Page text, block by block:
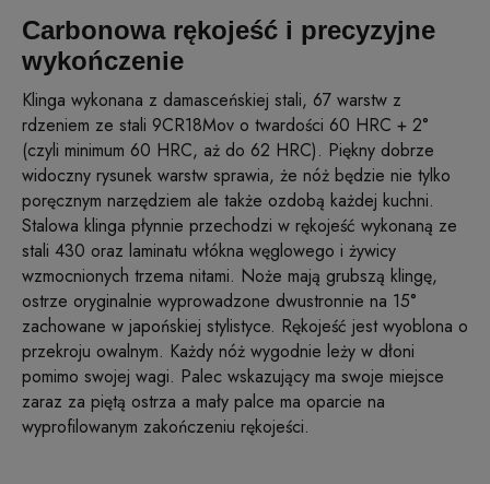
Carbonowa rękojeść i precyzyjne
wykończenie
Klinga wykonana z damasceńskiej stali, 67 warstw z
rdzeniem ze stali 9CR18Mov o twardości 60 HRC + 2°
(czyli minimum 60 HRC, aż do 62 HRC). Piękny dobrze
widoczny rysunek warstw sprawia, że nóż będzie nie tylko
poręcznym narzędziem ale także ozdobą każdej kuchni.
Stalowa klinga płynnie przechodzi w rękojeść wykonaną ze
stali 430 oraz laminatu włókna węglowego i żywicy
wzmocnionych trzema nitami. Noże mają grubszą klingę,
ostrze oryginalnie wyprowadzone dwustronnie na 15°
zachowane w japońskiej stylistyce. Rękojeść jest wyoblona o
przekroju owalnym. Każdy nóż wygodnie leży w dłoni
pomimo swojej wagi. Palec wskazujący ma swoje miejsce
zaraz za piętą ostrza a mały palce ma oparcie na
wyprofilowanym zakończeniu rękojeści.